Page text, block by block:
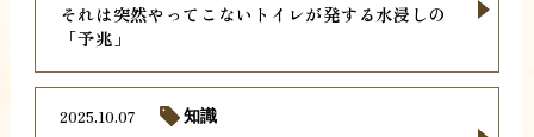
それは突然やってこないトイレが発する水浸しの
「予兆」
2025.10.07 知識